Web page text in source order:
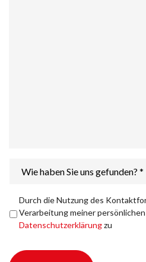
haben
uns
gefunden?
*
Datenschutzerklärung *
Durch die Nutzung des
Verarbeitung meiner
Datenschutzerklärungzu